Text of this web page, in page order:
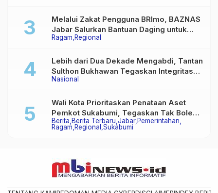
Ragam Regional
Melalui Zakat Pengguna BRImo, BAZNAS
Jabar Salurkan Bantuan Daging untuk
Masyarakat Desa Ciririp
Nasional
Lebih dari Dua Dekade Mengabdi, Tantan
Sulthon Bukhawan Tegaskan Integritas
Adalah Harga Mati Wartawan
Berita Berita Terbaru Jabar Pemerintahan
Ragam Regional Sukabumi
Wali Kota Prioritaskan Penataan Aset
Pemkot Sukabumi, Tegaskan Tak Boleh
Ada Lagi Sengketa Lahan